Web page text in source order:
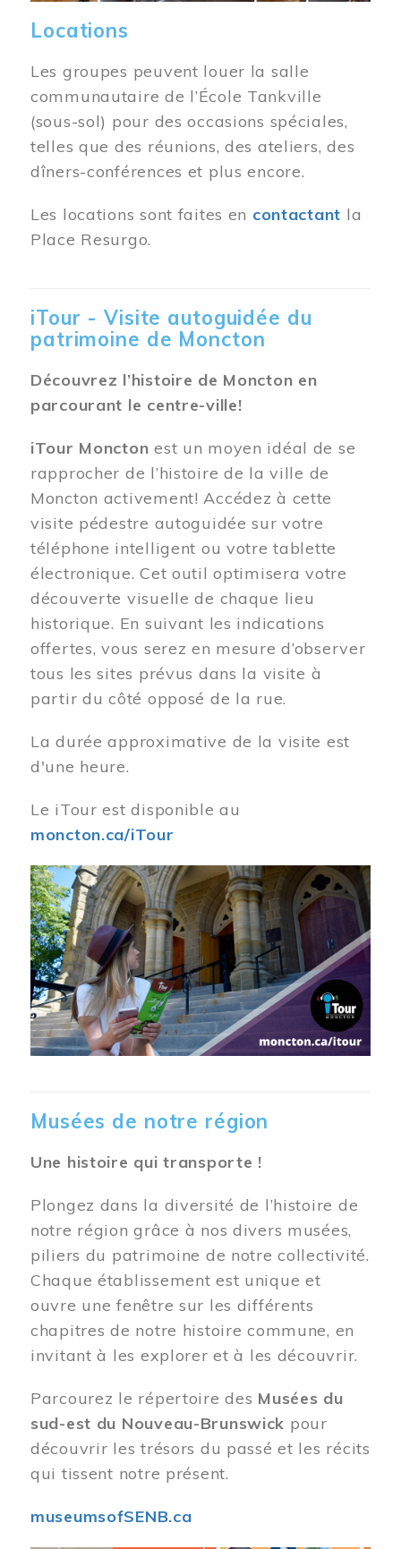
Locations
Les groupes peuvent louer la salle
communautaire de l’École Tankville
(sous-sol) pour des occasions spéciales,
telles que des réunions, des ateliers, des
dîners-conférences et plus encore.
Les locations sont faites en contactant la
Place Resurgo.
iTour - Visite autoguidée du
patrimoine de Moncton
Découvrez l’histoire de Moncton en
parcourant le centre-ville!
iTour Moncton est un moyen idéal de se
rapprocher de l’histoire de la ville de
Moncton activement! Accédez à cette
visite pédestre autoguidée sur votre
téléphone intelligent ou votre tablette
électronique. Cet outil optimisera votre
découverte visuelle de chaque lieu
historique. En suivant les indications
offertes, vous serez en mesure d’observer
tous les sites prévus dans la visite à
partir du côté opposé de la rue.
La durée approximative de la visite est
d'une heure.
Le iTour est disponible au
moncton.ca/iTour
Musées de notre région
Une histoire qui transporte !
Plongez dans la diversité de l’histoire de
notre région grâce à nos divers musées,
piliers du patrimoine de notre collectivité.
Chaque établissement est unique et
ouvre une fenêtre sur les différents
chapitres de notre histoire commune, en
invitant à les explorer et à les découvrir.
Parcourez le répertoire des Musées du
sud-est du Nouveau-Brunswick pour
découvrir les trésors du passé et les récits
qui tissent notre présent.
museumsofSENB.ca